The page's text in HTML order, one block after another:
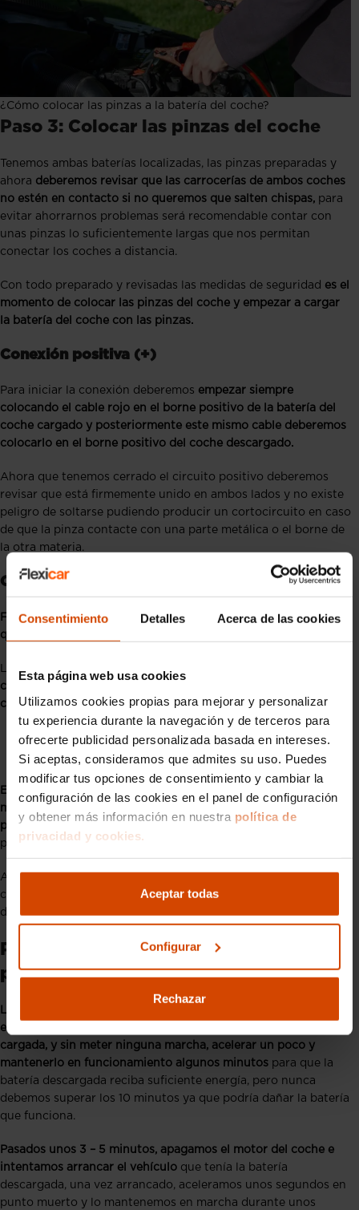
Consentimiento Detalles Acerca de las cookies
Esta página web usa cookies
Utilizamos cookies propias para mejorar y personalizar
tu experiencia durante la navegación y de terceros para
ofrecerte publicidad personalizada basada en intereses.
Si aceptas, consideramos que admites su uso. Puedes
modificar tus opciones de consentimiento y cambiar la
configuración de las cookies en el panel de configuración
y obtener más información en nuestra política de
privacidad y cookies.
Aceptar todas
Configurar
Rechazar
¿Cómo colocar las pinzas a la batería del coche?
Paso 3: Colocar las pinzas del coche
Tenemos ambas baterías localizadas, las pinzas preparadas y
ahora deberemos revisar que las carrocerías de ambos coches
no estén en contacto si no queremos que salten chispas, para
evitar ahorrarnos problemas será recomendable contar con
unas pinzas lo suficientemente largas que nos permitan
conectar los coches a distancia.
Con todo preparado y revisadas las medidas de seguridad es el
momento de colocar las pinzas del coche y empezar a cargar
la batería del coche con las pinzas.
Conexión positiva (+)
Para iniciar la conexión deberemos empezar siempre
colocando el cable rojo en el borne positivo de la batería del
coche cargado y posteriormente este mismo cable deberemos
colocarlo en el borne positivo del coche descargado.
Ahora que tenemos cerrado el circuito positivo deberemos
revisar que está firmemente unido en ambos lados y no existe
peligro de soltarse pudiendo producir un cortocircuito en caso
de que la pinza contacte con una parte metálica o el borne de
la otra materia.
Conexión negativa (-)
Finalizada la revisión de la conexión positiva, ahora sólo nos
queda cerrar el circuito negativo con el cable negro.
Lo primero que tenemos que hacer es
cable negativo y colocarlo en el borne negativo de la batería
cargada.
CUIDADO:
El otro extremo del cable negro (-) nunca se conecta al polo
negativo de la batería descargada.
El otro extremo negativo debe ir enganchado a alguna parte
metálica del coche descargado como el bastidor, el chasis o el
propio bloque del motor,
pero nunca en la batería ni en una
posición cercana a ella.
Ahora sólo queda revisar todo el circuito y comprobar que los
cables estén correctamente fijados y sin riesgo de
desconectarse.
Paso 4: Arrancar el coche con las
pinzas
Llegó el momento de arrancar el coche con las pinzas, para
ello debemos encender el motor del coche con la batería
cargada, y sin meter ninguna marcha, acelerar un poco y
mantenerlo en funcionamiento algunos minutos para que la
batería descargada reciba suficiente energía, pero nunca
debemos superar los 10 minutos ya que podría dañar la batería
que funciona.
Pasados unos 3 – 5 minutos, apagamos el motor del coche e
intentamos arrancar el vehículo que tenía la batería
descargada, una vez arrancado, aceleramos unos segundos en
punto muerto y lo mantenemos en marcha durante unos